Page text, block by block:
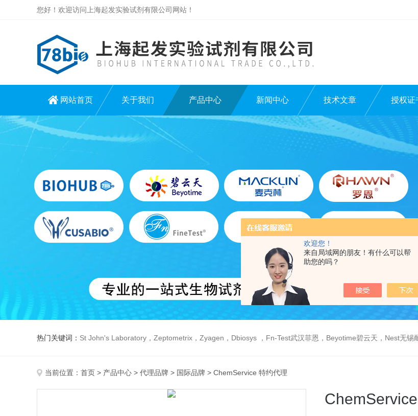
欢迎您！
来自局域网的朋友！有什么可以帮
助您的吗？
您好！欢迎访问上海起发实验试剂有限公司网站！
网站首页 关于我们 产品中心 新闻中心 技术文章 授权证
热门关键词： St John's Laboratory，Zeptometrix，Zyagen，Dbiosys ，Fn-Test武汉菲恩，Beyotime碧云天，Nest无锡耐思，Elabscience伊莱瑞特，Macklin麦克林生物，Cobioer科佰生
当前位置： 首页 > 产品中心 > 代理品牌 > 国际品牌 > ChemService 特约代理